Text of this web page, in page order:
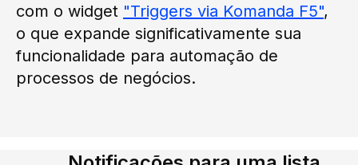
com o widget "Triggers via Komanda F5",
o que expande significativamente sua
funcionalidade para automação de
processos de negócios.